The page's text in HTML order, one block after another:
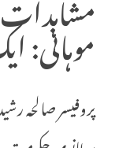
موہانی:
پروفیسر صالحہ